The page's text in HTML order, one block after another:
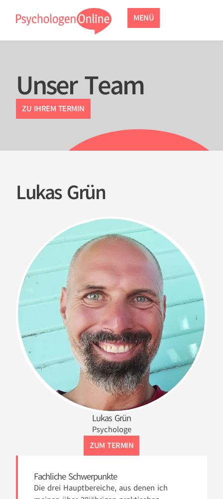
MENÜ
Unser Team
ZU IHREM TERMIN
Lukas Grün
Lukas Grün
Psychologe
ZUM TERMIN
Fachliche Schwerpunkte
Die drei Hauptbereiche, aus denen ich